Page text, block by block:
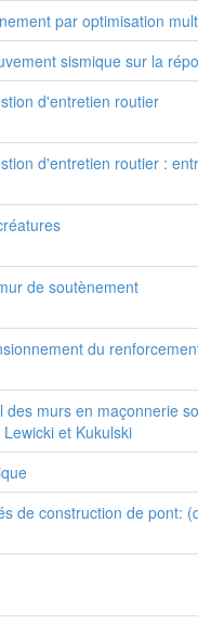
par optimisation
sismique sur la
d'entretien routier
d'entretien routier :
de soutènement
du
murs en maçonnerie
et Kukulski
de construction de pont: